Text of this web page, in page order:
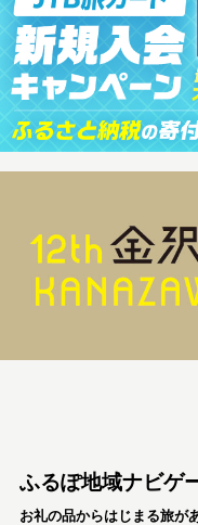
ふるぽ地域ナビゲ
お礼の品からはじまる旅が